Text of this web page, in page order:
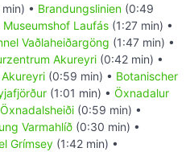
• Brandungslinien (0:49
Museumshof Laufás (1:27 min) •
Vaðlaheiðargöng (1:47 min) •
Akureyri (0:42 min) •
(0:59 min) • Botanischer
(1:01 min) • Öxnadalur
Öxnadalsheiði (0:59 min) •
Varmahlíð (0:30 min) •
Grímsey (1:42 min) •